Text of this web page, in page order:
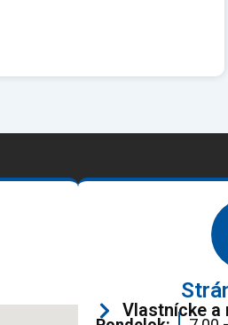
Vlastnícke a